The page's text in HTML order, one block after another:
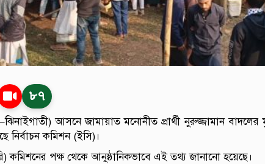
৮৭
আসনে জামায়াত মনোনীত প্রার্থী নুরুজ্জামান
নির্বাচন কমিশন (ইসি)।
কমিশনের পক্ষ থেকে আনুষ্ঠানিকভাবে এই তথ্য জানানো হয়েছে।